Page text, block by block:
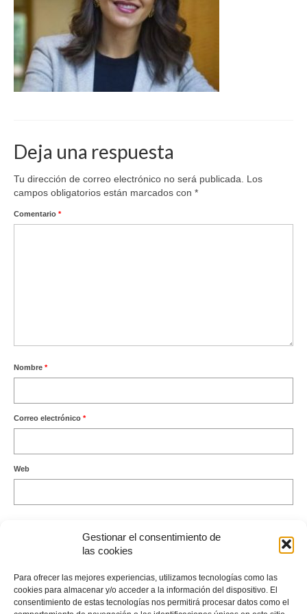
Gestionar el consentimiento de
las cookies
Para ofrecer las mejores experiencias, utilizamos tecnologías como las
cookies para almacenar y/o acceder a la información del dispositivo. El
consentimiento de estas tecnologías nos permitirá procesar datos como el
Deja una respuesta
Tu dirección de correo electrónico no será publicada.
Los
campos obligatorios están marcados con *
Comentario *
Nombre *
Correo electrónico *
Web
procesan los datos de tus comentarios.